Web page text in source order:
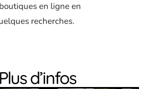
en ligne en
recherches.
Plus d’infos